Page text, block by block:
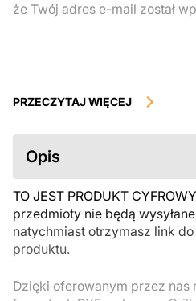
że Twój adres e-mail został
podlegają zwrotowi ani wymianie po
przed zakupem. Jeśli masz
skontaktuj się bezpośrednio ze
PRZECZYTAJ WIĘCEJ
Opis
TO JEST PRODUKT
przedmioty nie będą
natychmiast otrzymasz link
produktu.
Dzięki oferowanym przez nas